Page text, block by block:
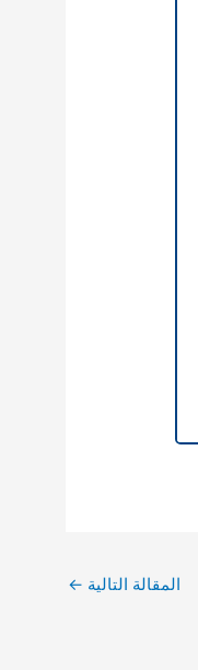
المقالة التالية ←